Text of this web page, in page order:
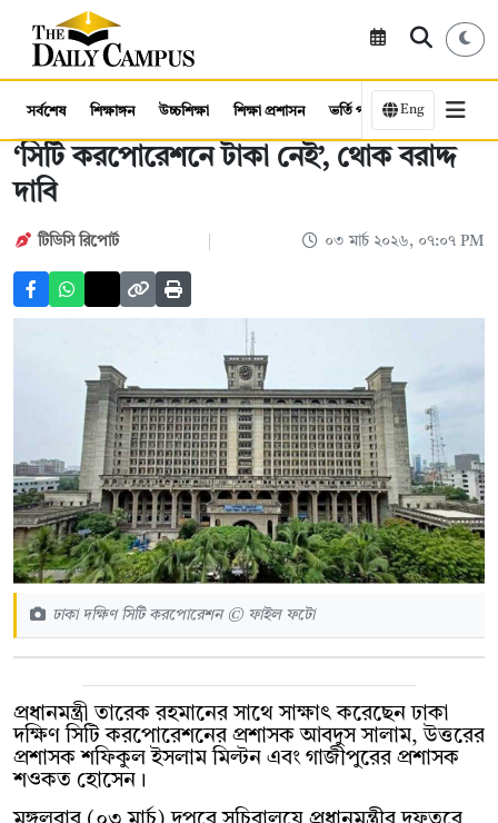
সর্বশেষ শিক্ষাঙ্গন উচ্চশিক্ষা শিক্ষা প্রশাসন ভর্তি পরীক্ষা কর্মসংস্থান
Eng
‘সিটি করপোরেশনে টাকা নেই’, থোক বরাদ্দ
দাবি
টিডিসি ‍রিপোর্ট ০৩ মার্চ ২০২৬, ০৭:০৭ PM
ঢাকা দক্ষিণ সিটি করপোরেশন © ফাইল ফটো
প্রধানমন্ত্রী তারেক রহমানের সাথে সাক্ষাৎ করেছেন ঢাকা
দক্ষিণ সিটি করপোরেশনের প্রশাসক আবদুস সালাম, উত্তরের
প্রশাসক শফিকুল ইসলাম মিল্টন এবং গাজীপুরের প্রশাসক
শওকত হোসেন।